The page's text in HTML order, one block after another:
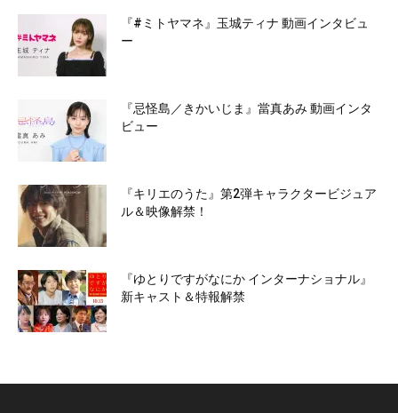
『#ミトヤマネ』玉城ティナ 動画インタビュ
ー
『忌怪島／きかいじま』當真あみ 動画インタ
ビュー
『キリエのうた』第2弾キャラクタービジュア
ル＆映像解禁！
『ゆとりですがなにか インターナショナル』
新キャスト＆特報解禁